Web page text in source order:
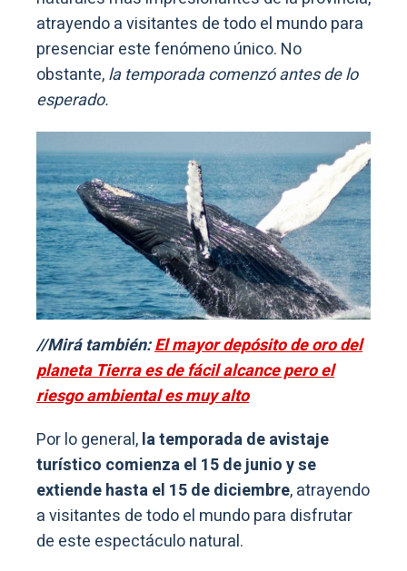
atrayendo a visitantes de todo el mundo para
presenciar este fenómeno único. No
obstante,la temporada comenzó antes de lo
esperado.
//Mirá también:El mayor depósito de oro del
planeta Tierra es de fácil alcance pero el
riesgo ambiental es muy alto
Por lo general,la temporada de avistaje
turístico comienza el 15 de junio y se
extiende hasta el 15 de diciembre, atrayendo
a visitantes de todo el mundo para disfrutar
de este espectáculo natural.